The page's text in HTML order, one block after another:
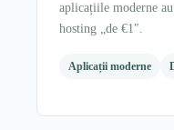
aplicațiile moderne
hosting „de €1″.
Aplicații moderne